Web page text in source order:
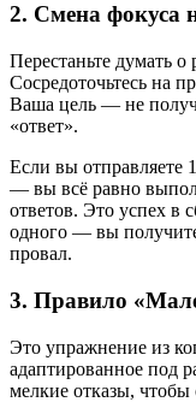
2. Смена фокуса
Перестаньте думать о
Сосредоточьтесь на
Ваша цель — не
«ответ».
Если вы отправляете
— вы всё равно
ответов. Это успех в
одного — вы
провал.
3. Правило
Это упражнение из
адаптированное под
мелкие отказы, чтобы